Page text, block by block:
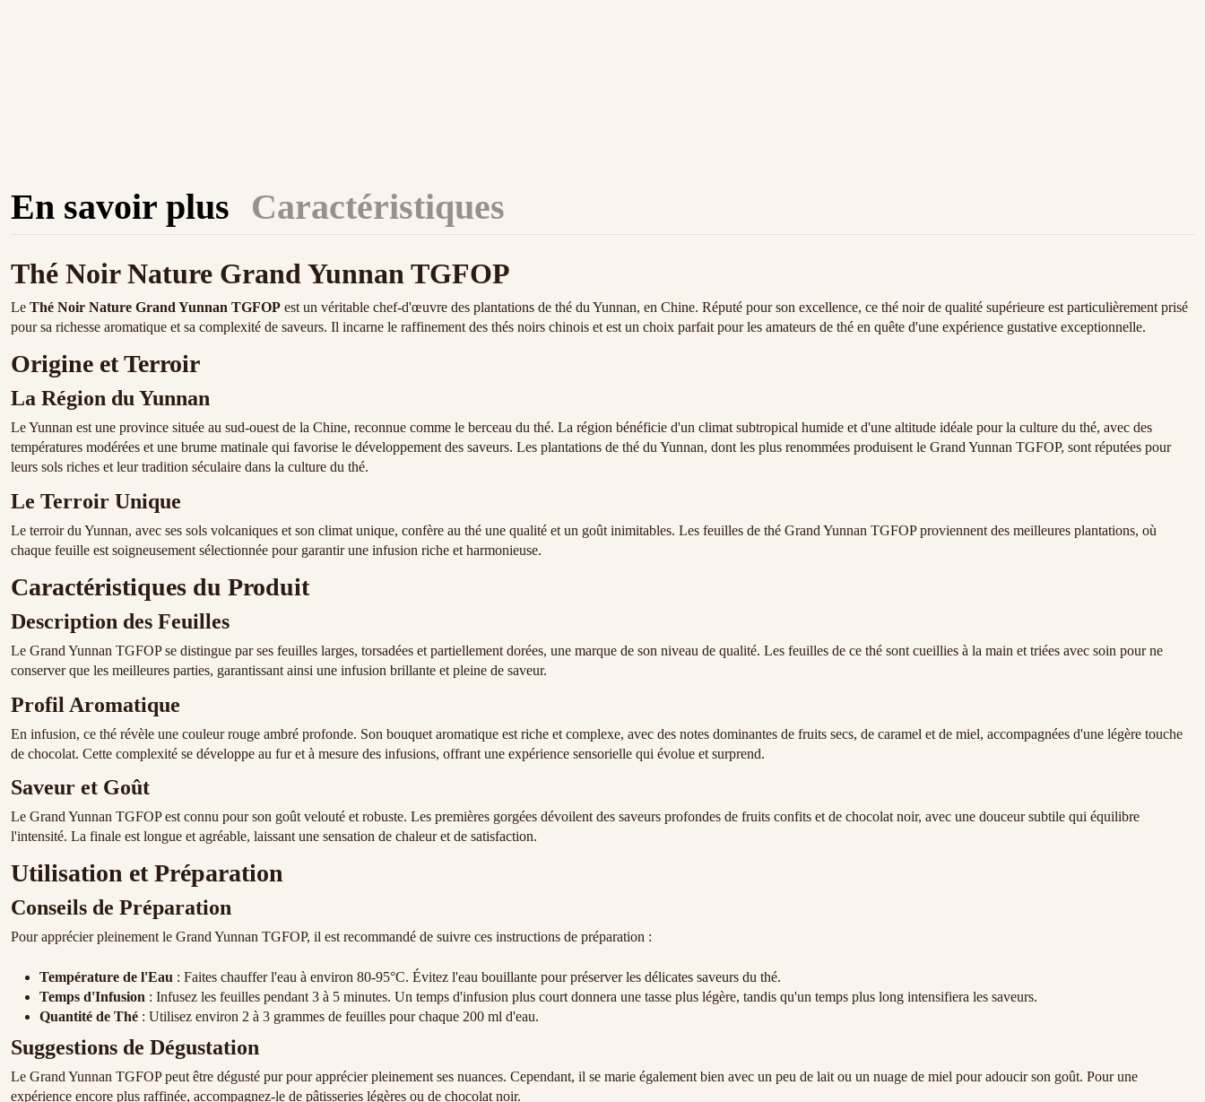
En savoir plus Caractéristiques
Thé Noir Nature Grand Yunnan TGFOP
Le Thé Noir Nature Grand Yunnan TGFOP est un véritable chef-d'œuvre des plantations de thé du Yunnan, en Chine. Réputé pour son excellence, ce thé noir de qualité supérieure est particulièrement prisé
pour sa richesse aromatique et sa complexité de saveurs. Il incarne le raffinement des thés noirs chinois et est un choix parfait pour les amateurs de thé en quête d'une expérience gustative exceptionnelle.
Origine et Terroir
La Région du Yunnan
Le Yunnan est une province située au sud-ouest de la Chine, reconnue comme le berceau du thé. La région bénéficie d'un climat subtropical humide et d'une altitude idéale pour la culture du thé, avec des
températures modérées et une brume matinale qui favorise le développement des saveurs. Les plantations de thé du Yunnan, dont les plus renommées produisent le Grand Yunnan TGFOP, sont réputées pour
leurs sols riches et leur tradition séculaire dans la culture du thé.
Le Terroir Unique
Le terroir du Yunnan, avec ses sols volcaniques et son climat unique, confère au thé une qualité et un goût inimitables. Les feuilles de thé Grand Yunnan TGFOP proviennent des meilleures plantations, où
chaque feuille est soigneusement sélectionnée pour garantir une infusion riche et harmonieuse.
Caractéristiques du Produit
Description des Feuilles
Le Grand Yunnan TGFOP se distingue par ses feuilles larges, torsadées et partiellement dorées, une marque de son niveau de qualité. Les feuilles de ce thé sont cueillies à la main et triées avec soin pour ne
conserver que les meilleures parties, garantissant ainsi une infusion brillante et pleine de saveur.
Profil Aromatique
En infusion, ce thé révèle une couleur rouge ambré profonde. Son bouquet aromatique est riche et complexe, avec des notes dominantes de fruits secs, de caramel et de miel, accompagnées d'une légère touche
de chocolat. Cette complexité se développe au fur et à mesure des infusions, offrant une expérience sensorielle qui évolue et surprend.
Saveur et Goût
Le Grand Yunnan TGFOP est connu pour son goût velouté et robuste. Les premières gorgées dévoilent des saveurs profondes de fruits confits et de chocolat noir, avec une douceur subtile qui équilibre
l'intensité. La finale est longue et agréable, laissant une sensation de chaleur et de satisfaction.
Utilisation et Préparation
Conseils de Préparation
Pour apprécier pleinement le Grand Yunnan TGFOP, il est recommandé de suivre ces instructions de préparation :
Température de l'Eau : Faites chauffer l'eau à environ 80-95°C. Évitez l'eau bouillante pour préserver les délicates saveurs du thé.
Temps d'Infusion : Infusez les feuilles pendant 3 à 5 minutes. Un temps d'infusion plus court donnera une tasse plus légère, tandis qu'un temps plus long intensifiera les saveurs.
Quantité de Thé : Utilisez environ 2 à 3 grammes de feuilles pour chaque 200 ml d'eau.
Suggestions de Dégustation
Le Grand Yunnan TGFOP peut être dégusté pur pour apprécier pleinement ses nuances. Cependant, il se marie également bien avec un peu de lait ou un nuage de miel pour adoucir son goût. Pour une
expérience encore plus raffinée, accompagnez-le de pâtisseries légères ou de chocolat noir.